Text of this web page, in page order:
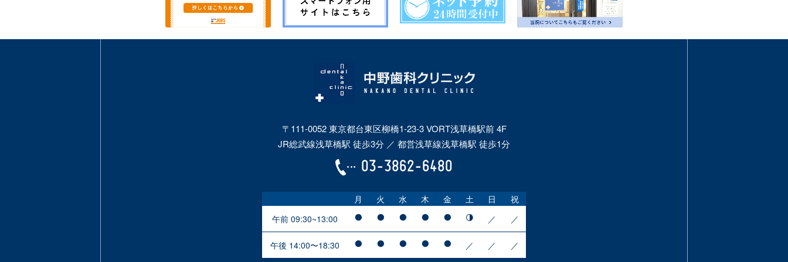
〒111-0052 東京都台東区柳橋1-23-3 VORT浅草橋駅前 4F
JR総武線浅草橋駅 徒歩3分 ／ 都営浅草線浅草橋駅 徒歩1分
03-3862-6480
月 火 水 木 金 土 日
祝
午前 09:30~13:00
／ ／
午後 14:00〜18:30 ／ ／ ／